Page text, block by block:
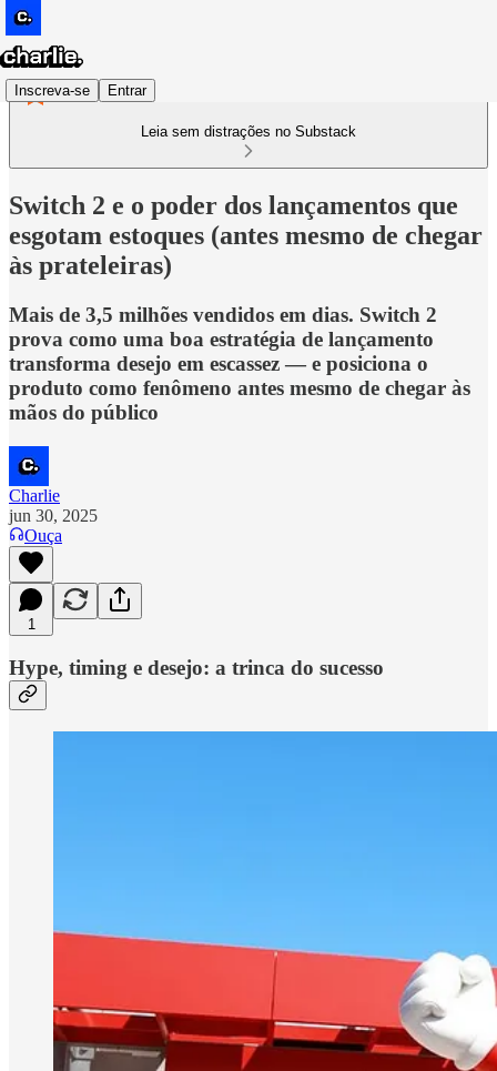
Inscreva-se Entrar
Leia sem distrações no Substack
Switch 2 e o poder dos lançamentos que
esgotam estoques (antes mesmo de chegar
às prateleiras)
Mais de 3,5 milhões vendidos em dias. Switch 2
prova como uma boa estratégia de lançamento
transforma desejo em escassez — e posiciona o
produto como fenômeno antes mesmo de chegar às
mãos do público
Charlie
jun 30, 2025
Ouça
1
Hype, timing e desejo: a trinca do sucesso